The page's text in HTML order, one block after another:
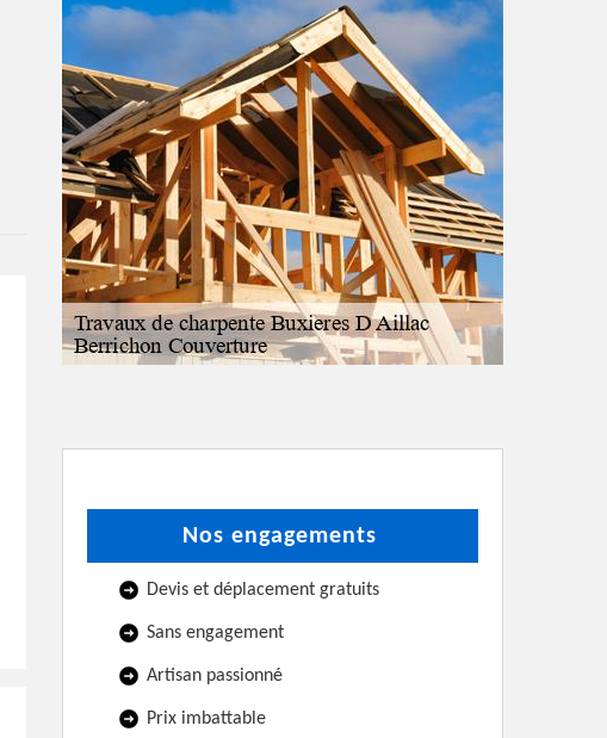
Nos engagements
Devis et déplacement gratuits
Sans engagement
Artisan passionné
Prix imbattable